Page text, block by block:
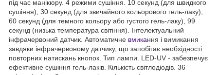
під час манікюру. 4 режими сушіння. 10 секунд (для швидкого
сушіння), 30 секунд (для звичайного кольорового гель-лаку),
60 секунд (для темного кольору або густого гель-лаку), 99
секунд (низька температура світіння). Інтелектуальний
інфрачервоний датчик. Автоматичне вмикання і вимикання
завдяки інфрачервоному датчику, що запобігає необхідності
повторних натискань кнопок. Тип лампи. LED-UV - забезпечує
ефективне сушіння гель-лаків. Кількість світлодіодів. 36